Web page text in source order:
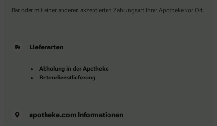
Bar oder mit einer anderen akzeptierten Zahlungsart Ihrer Apotheke vor Ort.
Lieferarten
Abholung in der Apotheke
Botendienstlieferung
apotheke.com Informationen